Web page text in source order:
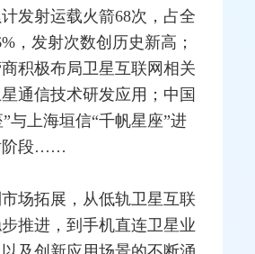
发射运载火箭68次，占全
，发射次数创历史新高；
积极布局卫星互联网相关
星通信技术研发应用；中国
”与上海垣信“千帆星座”进
阶段……
场拓展，从低轨卫星互联
推进，到手机直连卫星业